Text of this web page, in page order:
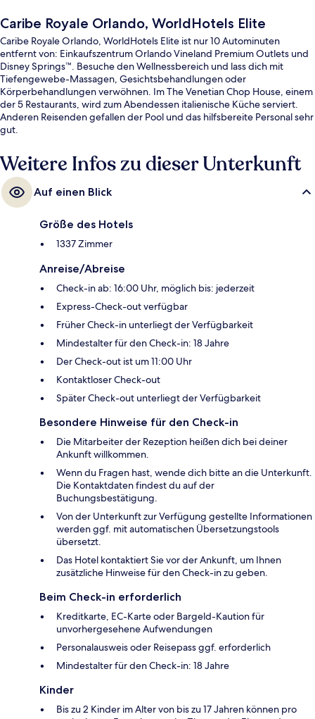
Caribe Royale Orlando, WorldHotels Elite
Caribe Royale Orlando, WorldHotels Elite ist nur 10 Autominuten
entfernt von: Einkaufszentrum Orlando Vineland Premium Outlets und
Disney Springs™. Besuche den Wellnessbereich und lass dich mit
Tiefengewebe-Massagen, Gesichtsbehandlungen oder
Körperbehandlungen verwöhnen. Im The Venetian Chop House, einem
der 5 Restaurants, wird zum Abendessen italienische Küche serviert.
Anderen Reisenden gefallen der Pool und das hilfsbereite Personal sehr
gut.
Weitere Infos zu dieser Unterkunft
Auf einen Blick
Größe des Hotels
1337 Zimmer
Anreise/Abreise
Check-in ab: 16:00 Uhr, möglich bis: jederzeit
Express-Check-out verfügbar
Früher Check-in unterliegt der Verfügbarkeit
Mindestalter für den Check-in: 18 Jahre
Der Check-out ist um 11:00 Uhr
Kontaktloser Check-out
Später Check-out unterliegt der Verfügbarkeit
Besondere Hinweise für den Check-in
Die Mitarbeiter der Rezeption heißen dich bei deiner
Ankunft willkommen.
Wenn du Fragen hast, wende dich bitte an die Unterkunft.
Die Kontaktdaten findest du auf der
Buchungsbestätigung.
Von der Unterkunft zur Verfügung gestellte Informationen
werden ggf. mit automatischen Übersetzungstools
übersetzt.
Das Hotel kontaktiert Sie vor der Ankunft, um Ihnen
zusätzliche Hinweise für den Check-in zu geben.
Beim Check-in erforderlich
Kreditkarte, EC-Karte oder Bargeld-Kaution für
unvorhergesehene Aufwendungen
Personalausweis oder Reisepass ggf. erforderlich
Mindestalter für den Check-in: 18 Jahre
Kinder
Bis zu 2 Kinder im Alter von bis zu 17 Jahren können pro